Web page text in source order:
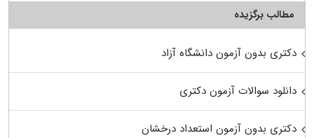
مطالب برگزیده
دکتری بدون آزمون دانشگاه آزاد
دانلود سوالات آزمون دکتری
دکتری بدون آزمون استعداد درخشان